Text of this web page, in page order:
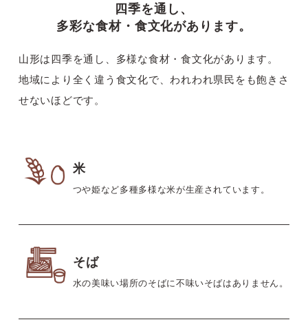
四季を通し、
多彩な食材・食文化があります。
山形は四季を通し、多様な食材・食文化があります。
地域により全く違う食文化で、われわれ県民をも飽きさ
せないほどです。
米
つや姫など多種多様な米が生産されています。
そば
水の美味い場所のそばに不味いそばはありません。